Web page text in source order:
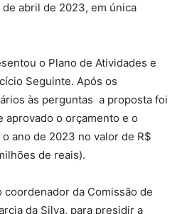
de abril de 2023, em única
o Plano de Atividades e
Seguinte. Após os
às perguntas a proposta foi
aprovado o orçamento e o
ano de 2023 no valor de R$
de reais).
da Comissão de
da Silva, para presidir a